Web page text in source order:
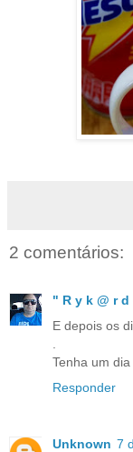
2 comentários:
" R y k @ r d
E depois os
Tenha um
Responder
Unknown 7